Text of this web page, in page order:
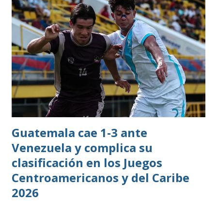
Guatemala cae 1-3 ante
Venezuela y complica su
clasificación en los Juegos
Centroamericanos y del Caribe
2026